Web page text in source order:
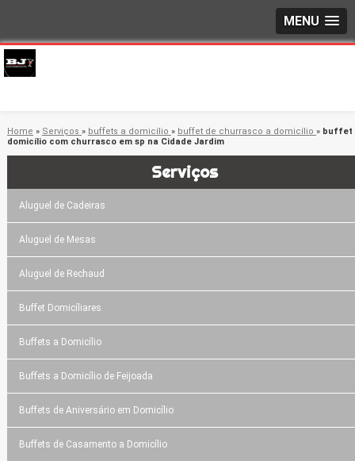
MENU
Home » Serviços » buffets a domicílio » buffet de churrasco a domicílio » buffet
domicílio com churrasco em sp na Cidade Jardim
Serviços
Aluguel de Cadeiras
Aluguel de Mesas
Aluguel de Rechaud
Buffet Domicíliares
Buffets a Domicílio
Buffets a Domicílio de Feijoada
Buffets de Aniversário em Domicílio
Buffets de Casamento a Domicílio